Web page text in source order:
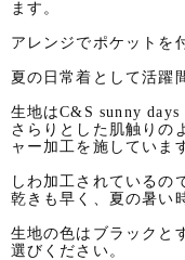
ます。
アレンジでポケットを
夏の日常着として活躍
生地はC&S sunny days
さらりとした肌触りの
ャー加工を施していま
しわ加工されているの
乾きも早く、夏の暑い
生地の色はブラックと
選びください。